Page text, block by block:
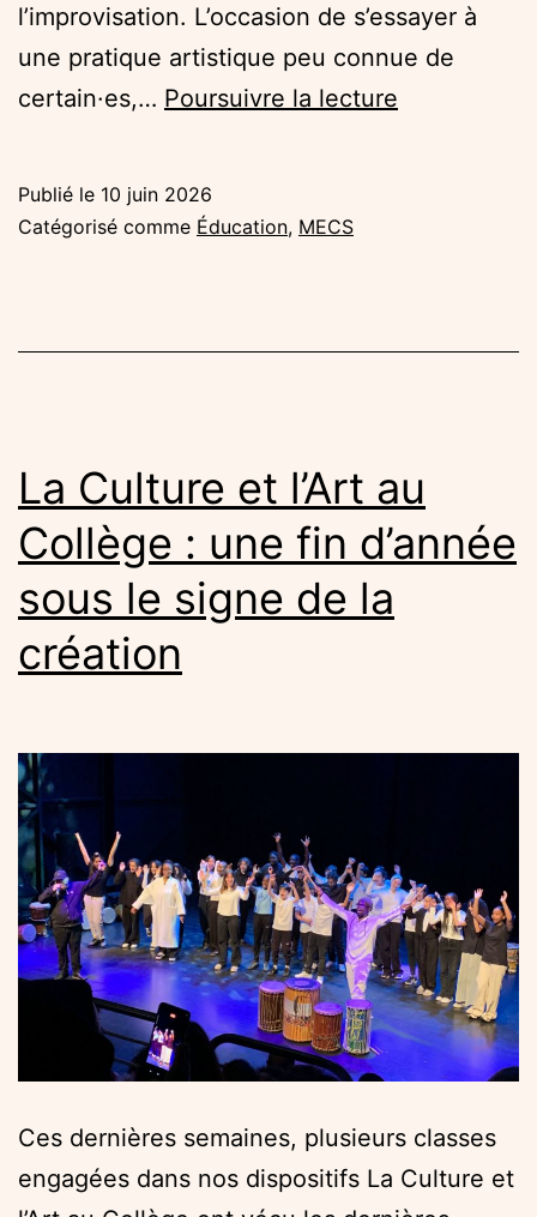
l’improvisation. L’occasion de s’essayer à
une pratique artistique peu connue de
certain·es,… Poursuivre la lecture
projets
qui
Publié le 10 juin 2026
Catégorisé comme Éducation, MECS
La Culture et l’Art au
Collège : une fin d’année
sous le signe de la
création
Ces dernières semaines, plusieurs classes
engagées dans nos dispositifs La Culture et